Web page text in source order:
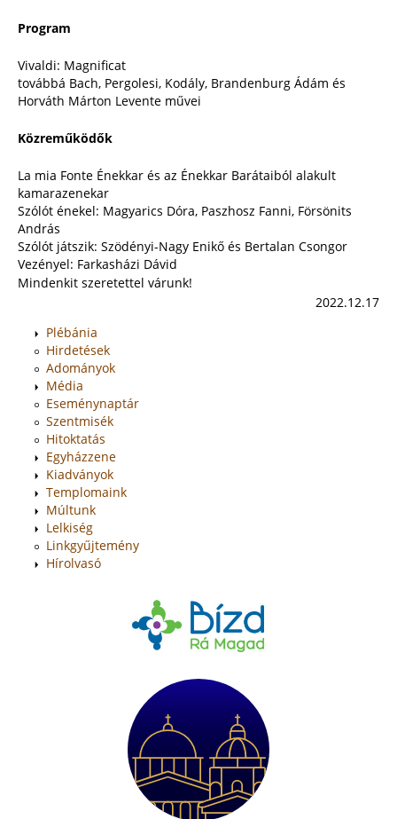
Program
Vivaldi: Magnificat
továbbá Bach, Pergolesi, Kodály, Brandenburg Ádám és
Horváth Márton Levente művei
Közreműködők
La mia Fonte Énekkar és az Énekkar Barátaiból alakult
kamarazenekar
Szólót énekel: Magyarics Dóra, Paszhosz Fanni, Försönits
András
Szólót játszik: Szödényi-Nagy Enikő és Bertalan Csongor
Vezényel: Farkasházi Dávid
Mindenkit szeretettel várunk!
2022.12.17
Plébánia
Hirdetések
Adományok
Média
Eseménynaptár
Szentmisék
Hitoktatás
Egyházzene
Kiadványok
Templomaink
Múltunk
Lelkiség
Linkgyűjtemény
Hírolvasó